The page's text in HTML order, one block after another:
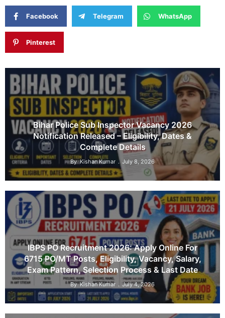
Facebook Telegram WhatsApp
Pinterest
Bihar Police Sub Inspector Vacancy 2026
Notification Released – Eligibility, Dates &
Complete Details
By Kishan Kumar July 8, 2026
IBPS PO Recruitment 2026: Apply Online For
6715 PO/MT Posts, Eligibility, Vacancy, Salary,
Exam Pattern, Selection Process & Last Date
By Kishan Kumar July 4, 2026